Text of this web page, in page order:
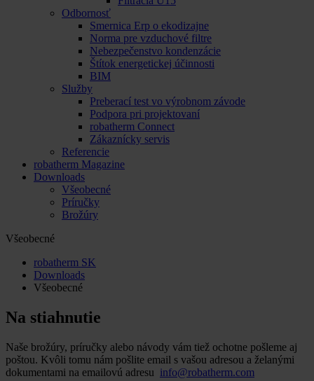
Odbornosť
Smernica Erp o ekodizajne
Norma pre vzduchové filtre
Nebezpečenstvo kondenzácie
Štítok energetickej účinnosti
BIM
Služby
Preberací test vo výrobnom závode
Podpora pri projektovaní
robatherm Connect
Zákaznícky servis
Referencie
robatherm Magazine
Downloads
Všeobecné
Príručky
Brožúry
Všeobecné
robatherm SK
Downloads
Všeobecné
Na stiahnutie
Naše brožúry, príručky alebo návody vám tiež ochotne pošleme aj
poštou. Kvôli tomu nám pošlite email s vašou adresou a želanými
dokumentami na emailovú adresu info@robatherm.com